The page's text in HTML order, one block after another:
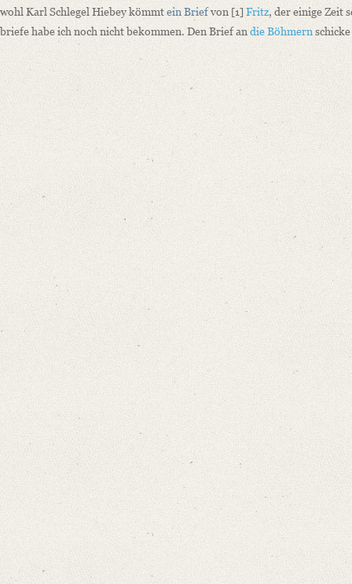
wohl Karl Schlegel Hiebey kömmtein Briefvon [1] Fritz, der einige Zeit
briefe habe ich noch nicht bekommen. Den Brief an die Böhmern